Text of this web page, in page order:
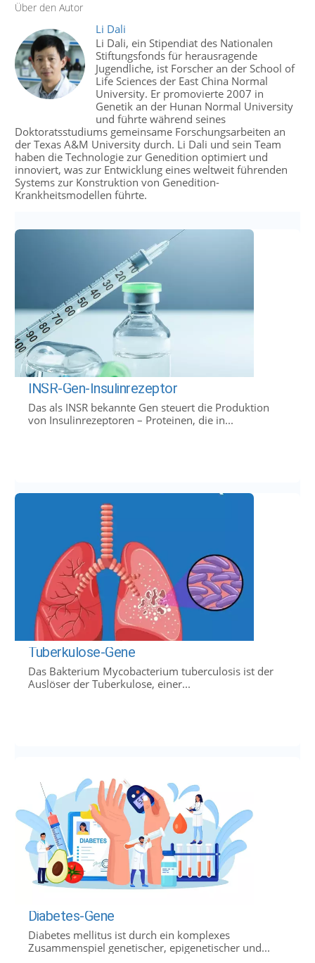
Über den Autor
Li Dali
Li Dali, ein Stipendiat des Nationalen
Stiftungsfonds für herausragende
Jugendliche, ist Forscher an der School of
Life Sciences der East China Normal
University. Er promovierte 2007 in
Genetik an der Hunan Normal University
und führte während seines
Doktoratsstudiums gemeinsame Forschungsarbeiten an
der Texas A&M University durch. Li Dali und sein Team
haben die Technologie zur Genedition optimiert und
innoviert, was zur Entwicklung eines weltweit führenden
Systems zur Konstruktion von Genedition-
Krankheitsmodellen führte.
INSR-Gen-Insulinrezeptor
Das als INSR bekannte Gen steuert die Produktion
von Insulinrezeptoren – Proteinen, die in...
Tuberkulose-Gene
Das Bakterium Mycobacterium tuberculosis ist der
Auslöser der Tuberkulose, einer...
Diabetes-Gene
Diabetes mellitus ist durch ein komplexes
Zusammenspiel genetischer, epigenetischer und...